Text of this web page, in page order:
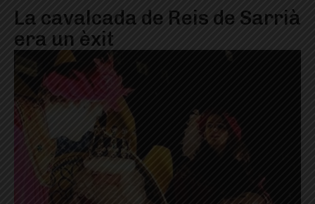
La cavalcada de Reis de Sarrià
era un èxit